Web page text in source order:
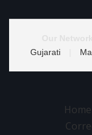
Gujarati
Home